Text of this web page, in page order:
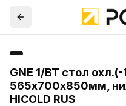
GNE 1/BT стол охл.(-
565х700х850мм,
HICOLD RUS